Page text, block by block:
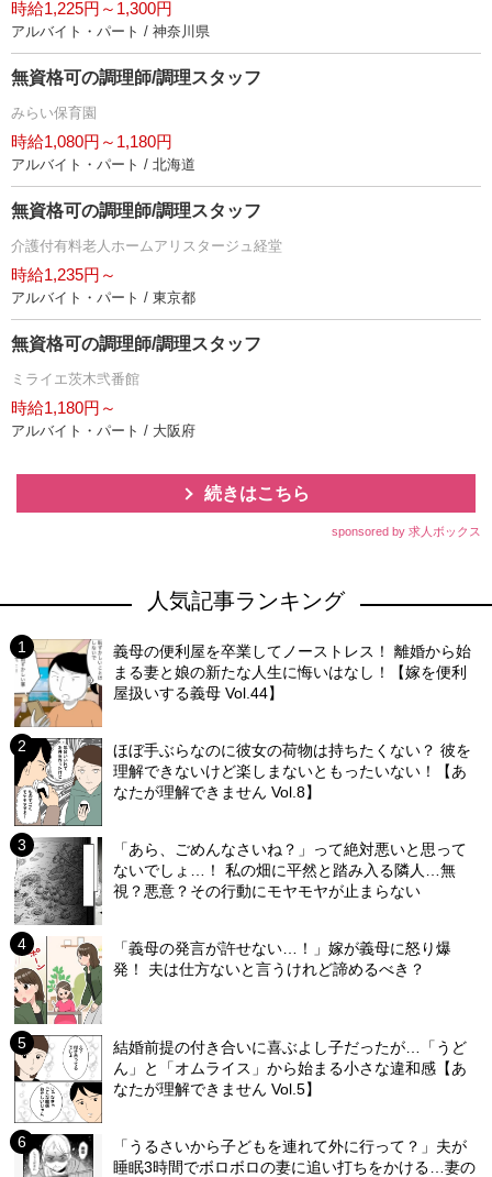
時給1,225円～1,300円
アルバイト・パート / 神奈川県
無資格可の調理師/調理スタッフ
みらい保育園
時給1,080円～1,180円
アルバイト・パート / 北海道
無資格可の調理師/調理スタッフ
介護付有料老人ホームアリスタージュ経堂
時給1,235円～
アルバイト・パート / 東京都
無資格可の調理師/調理スタッフ
ミライエ茨木弐番館
時給1,180円～
アルバイト・パート / 大阪府
続きはこちら
sponsored by 求人ボックス
人気記事ランキング
義母の便利屋を卒業してノーストレス！ 離婚から始
まる妻と娘の新たな人生に悔いはなし！【嫁を便利
屋扱いする義母 Vol.44】
ほぼ手ぶらなのに彼女の荷物は持ちたくない？ 彼を
理解できないけど楽しまないともったいない！【あ
なたが理解できません Vol.8】
「あら、ごめんなさいね？」って絶対悪いと思って
ないでしょ…！ 私の畑に平然と踏み入る隣人…無
視？悪意？その行動にモヤモヤが止まらない
「義母の発言が許せない…！」嫁が義母に怒り爆
発！ 夫は仕方ないと言うけれど諦めるべき？
結婚前提の付き合いに喜ぶよし子だったが…「うど
ん」と「オムライス」から始まる小さな違和感【あ
なたが理解できません Vol.5】
「うるさいから子どもを連れて外に行って？」夫が
睡眠3時間でボロボロの妻に追い打ちをかける…妻の